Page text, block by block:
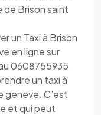
Brison saint
un Taxi à Brison
en ligne sur
0608755935
un taxi à
geneve. C’est
et qui peut